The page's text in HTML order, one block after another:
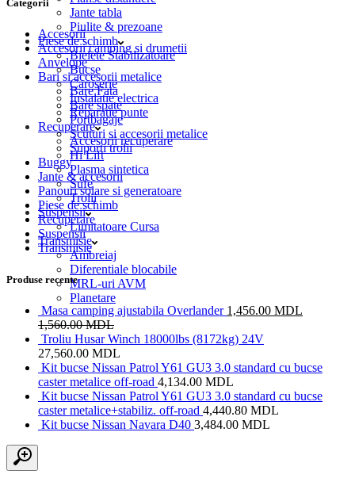
Jante tabla
Piulite & prezoane
Piese de schimb
Bielete Stabilizatoare
Bucse
Caroserie
Instalatie electrica
Reparatie punte
Recuperare
Accesorii recuperare
Hi Lift
Plasma sintetica
Sufe
Trolii
Suspensii
Limitatoare Cursa
Transmisie
Ambreiaj
Diferentiale blocabile
MRL-uri AVM
Planetare
Categorii
Accesorii
Accesorii camping si drumetii
Anvelope
Bari si accesorii metalice
Bare Fata
Bare spate
Portbagaje
Scuturi si accesorii metalice
Suporti trolii
Buggy
Jante & accesorii
Panouri solare si generatoare
Piese de schimb
Recuperare
Suspensii
Transmisie
Produse recente
Masa camping ajustabila Overlander 1,456.00 MDL
1,560.00MDL
Troliu Husar Winch 18000lbs (8172kg) 24V
27,560.00 MDL
Kit bucse Nissan Patrol Y61 GU3 3.0 standard cu bucse
caster metalice off-road 4,134.00 MDL
Kit bucse Nissan Patrol Y61 GU3 3.0 standard cu bucse
caster metalice+stabiliz. off-road 4,440.80 MDL
Kit bucse Nissan Navara D40 3,484.00 MDL